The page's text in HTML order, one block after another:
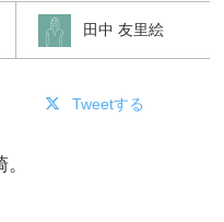
田中 友里絵
Tweetする